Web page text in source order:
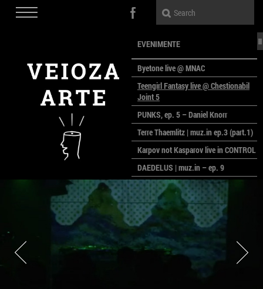
EVENIMENTE
Byetone live @ MNAC
Teengirl Fantasy live @ Chestionabil
Joint 5
PUNKS, ep. 5 – Daniel Knorr
Terre Thaemlitz | muz.in ep.3 (part.1)
Karpov not Kasparov live in CONTROL
DAEDELUS | muz.in – ep. 9
LALELE, LALELE – prima premieră a
anului la MACAZ
CinePOLSKA – filme poloneze la
București
PEOPLE OF ROMANIA se lansează la
galeria Simeza
All Stars For Outernational